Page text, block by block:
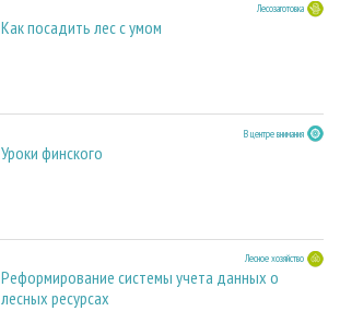
Лесозаготовка
Как посадить лес с умом
В центре внимания
Уроки финского
Лесное хозяйство
Реформирование системы учета данных о
лесных ресурсах